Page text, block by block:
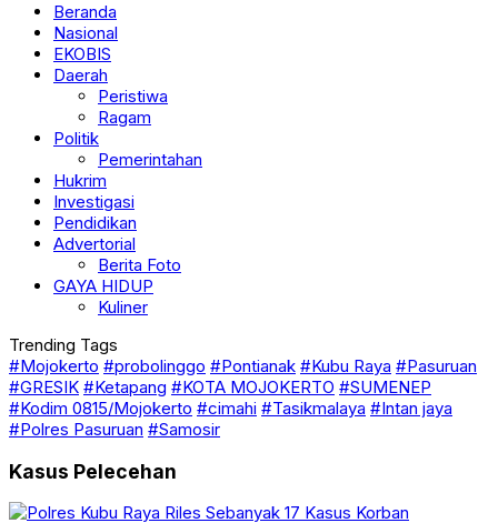
Beranda
Nasional
EKOBIS
Daerah
Peristiwa
Ragam
Politik
Pemerintahan
Hukrim
Investigasi
Pendidikan
Advertorial
Berita Foto
GAYA HIDUP
Kuliner
Trending Tags
#Mojokerto #probolinggo #Pontianak #Kubu Raya #Pasuruan
#GRESIK #Ketapang #KOTA MOJOKERTO #SUMENEP
#Kodim 0815/Mojokerto #cimahi #Tasikmalaya #Intan jaya
#Polres Pasuruan #Samosir
Kasus Pelecehan